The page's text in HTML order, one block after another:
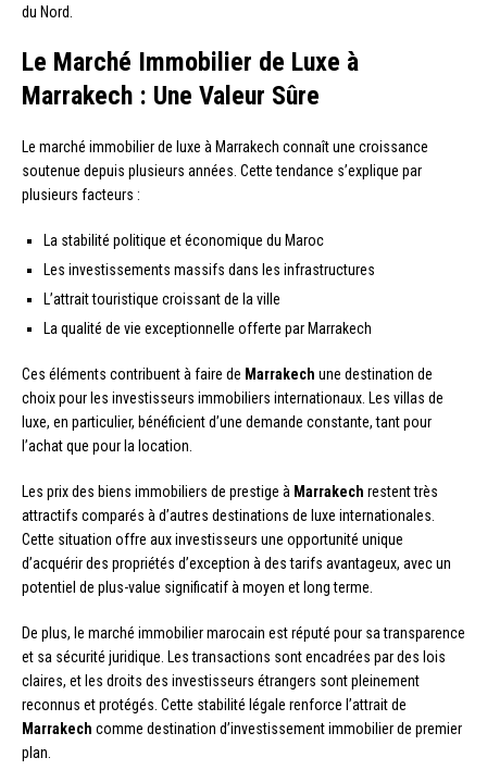
du Nord.
Le Marché Immobilier de Luxe à
Marrakech : Une Valeur Sûre
Le marché immobilier de luxe à Marrakech connaît une croissance
soutenue depuis plusieurs années. Cette tendance s’explique par
plusieurs facteurs :
La stabilité politique et économique du Maroc
Les investissements massifs dans les infrastructures
L’attrait touristique croissant de la ville
La qualité de vie exceptionnelle offerte par Marrakech
Ces éléments contribuent à faire de Marrakech une destination de
choix pour les investisseurs immobiliers internationaux. Les villas de
luxe, en particulier, bénéficient d’une demande constante, tant pour
l’achat que pour la location.
Les prix des biens immobiliers de prestige à Marrakech restent très
attractifs comparés à d’autres destinations de luxe internationales.
Cette situation offre aux investisseurs une opportunité unique
d’acquérir des propriétés d’exception à des tarifs avantageux, avec un
potentiel de plus-value significatif à moyen et long terme.
De plus, le marché immobilier marocain est réputé pour sa transparence
et sa sécurité juridique. Les transactions sont encadrées par des lois
claires, et les droits des investisseurs étrangers sont pleinement
reconnus et protégés. Cette stabilité légale renforce l’attrait de
Marrakech comme destination d’investissement immobilier de premier
plan.